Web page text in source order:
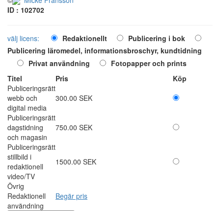
ID : 102702
välj licens: Redaktionellt
Publicering i bok
Publicering läromedel, informationsbroschyr, kundtidning
Privat användning
Fotopapper och prints
Titel
Pris
Köp
Publiceringsrätt
webb och
digital media
300.00 SEK
Publiceringsrätt
dagstidning
och magasin
750.00 SEK
Publiceringsrätt
stillbild i
redaktionell
video/TV
1500.00 SEK
Övrig
Redaktionell
användning
Begär pris